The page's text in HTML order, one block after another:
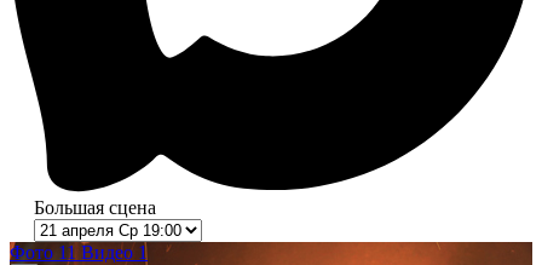
Большая сцена
Фото 11 Видео 1